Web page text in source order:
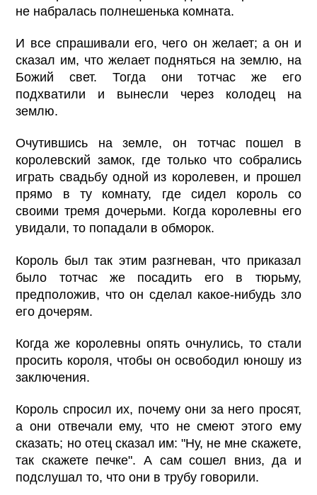
не набралась полнешенька комната.
И все спрашивали его, чего он желает; а он и
сказал им, что желает подняться на землю, на
Божий свет. Тогда они тотчас же его
подхватили и вынесли через колодец на
землю.
Очутившись на земле, он тотчас пошел в
королевский замок, где только что собрались
играть свадьбу одной из королевен, и прошел
прямо в ту комнату, где сидел король со
своими тремя дочерьми. Когда королевны его
увидали, то попадали в обморок.
Король был так этим разгневан, что приказал
было тотчас же посадить его в тюрьму,
предположив, что он сделал какое-нибудь зло
его дочерям.
Когда же королевны опять очнулись, то стали
просить короля, чтобы он освободил юношу из
заключения.
Король спросил их, почему они за него просят,
а они отвечали ему, что не смеют этого ему
сказать; но отец сказал им: "Ну, не мне скажете,
так скажете печке". А сам сошел вниз, да и
подслушал то, что они в трубу говорили.